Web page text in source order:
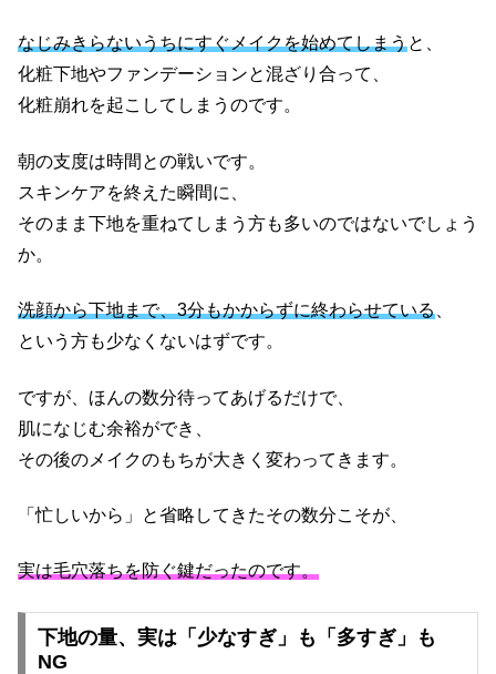
なじみきらないうちにすぐメイクを始めてしまうと、
化粧下地やファンデーションと混ざり合って、
化粧崩れを起こしてしまうのです。
朝の支度は時間との戦いです。
スキンケアを終えた瞬間に、
そのまま下地を重ねてしまう方も多いのではないでしょう
か。
洗顔から下地まで、3分もかからずに終わらせている
という方も少なくないはずです。
ですが、ほんの数分待ってあげるだけで、
肌になじむ余裕ができ、
その後のメイクのもちが大きく変わってきます。
「忙しいから」と省略してきたその数分こそが、
実は毛穴落ちを防ぐ鍵だったのです。
下地の量、実は「少なすぎ」も「多すぎ」も
NG